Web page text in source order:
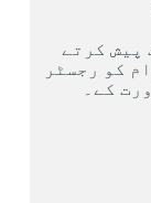
پیش کرتے
کو رجسٹر
کے۔